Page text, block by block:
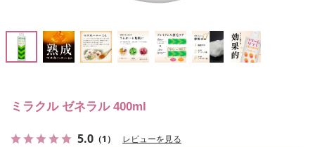
ミラクル ゼネラル 400ml
5.0 （1） レビューを見る